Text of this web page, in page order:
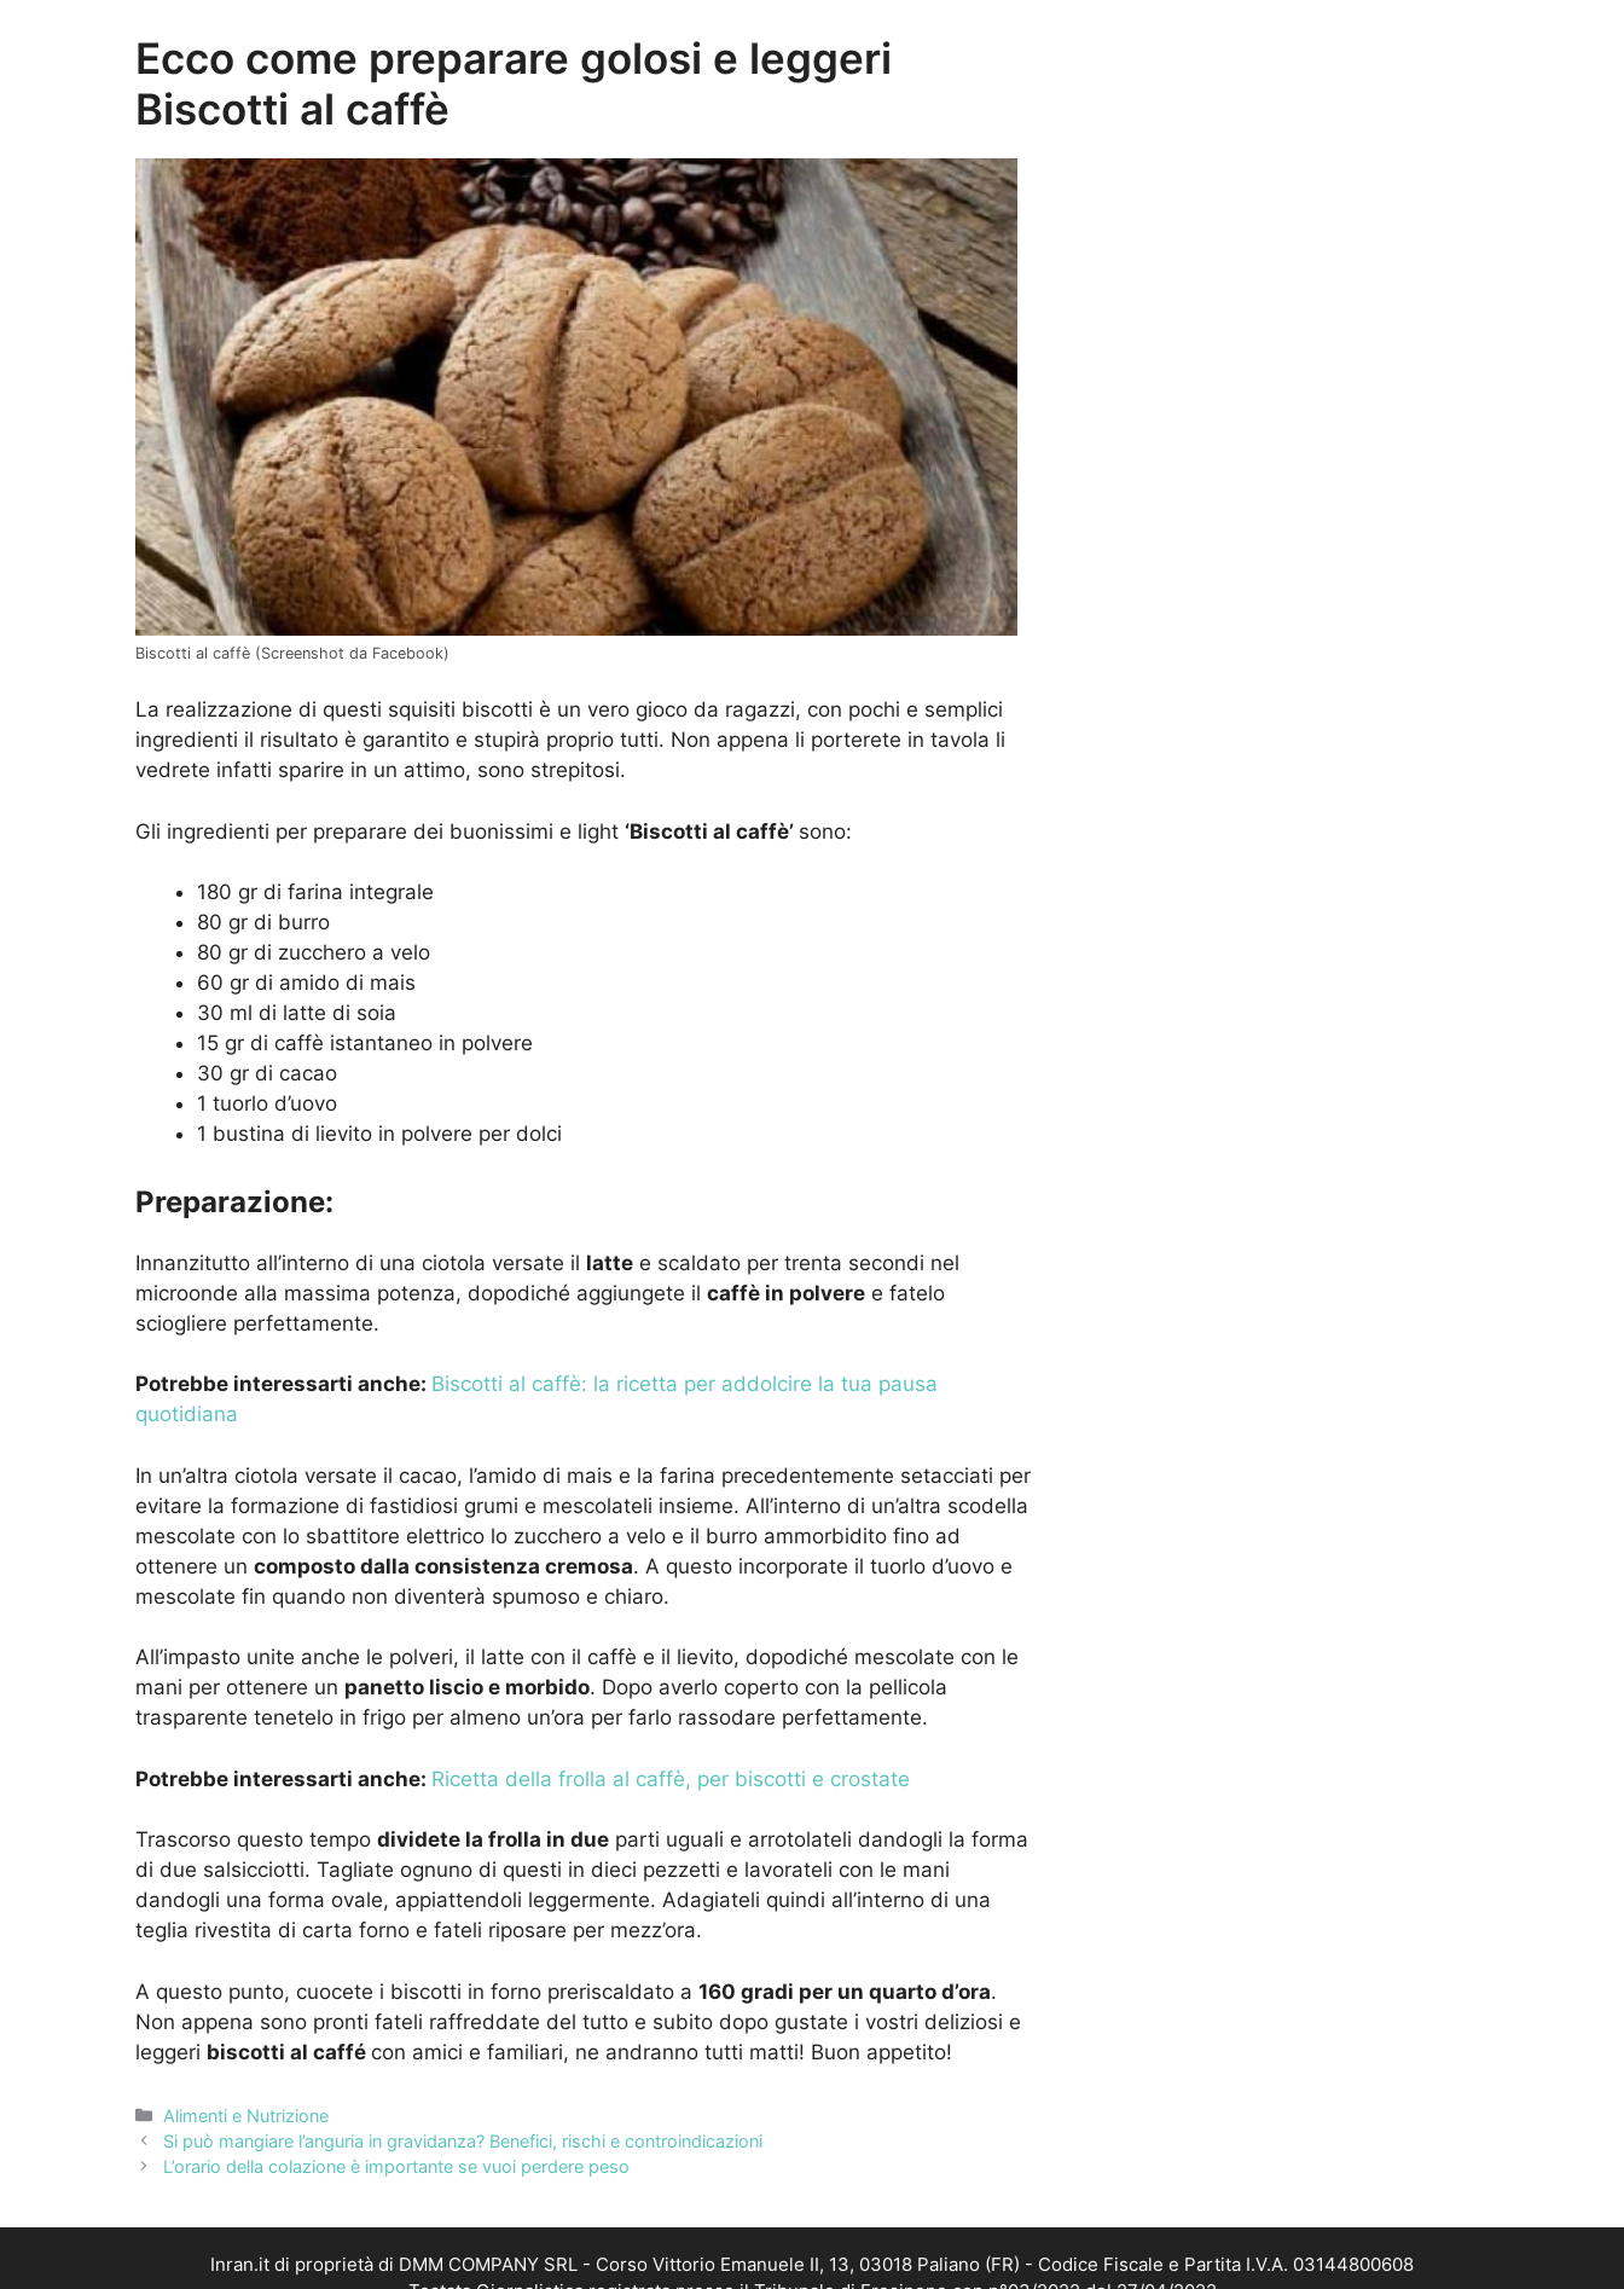
Ecco come preparare golosi e leggeri
Biscotti al caffè
Biscotti al caffè (Screenshot da Facebook)
La realizzazione di questi squisiti biscotti è un vero gioco da ragazzi, con pochi e semplici
ingredienti il risultato è garantito e stupirà proprio tutti. Non appena li porterete in tavola li
vedrete infatti sparire in un attimo, sono strepitosi.
Gli ingredienti per preparare dei buonissimi e light ‘Biscotti al caffè’ sono:
180 gr di farina integrale
80 gr di burro
80 gr di zucchero a velo
60 gr di amido di mais
30 ml di latte di soia
15 gr di caffè istantaneo in polvere
30 gr di cacao
1 tuorlo d’uovo
1 bustina di lievito in polvere per dolci
Preparazione:
Innanzitutto all’interno di una ciotola versate il latte e scaldato per trenta secondi nel
microonde alla massima potenza, dopodiché aggiungete il caffè in polvere e fatelo
sciogliere perfettamente.
Potrebbe interessarti anche: Biscotti al caffè: la ricetta per addolcire la tua pausa
quotidiana
In un’altra ciotola versate il cacao, l’amido di mais e la farina precedentemente setacciati per
evitare la formazione di fastidiosi grumi e mescolateli insieme. All’interno di un’altra scodella
mescolate con lo sbattitore elettrico lo zucchero a velo e il burro ammorbidito fino ad
ottenere un composto dalla consistenza cremosa. A questo incorporate il tuorlo d’uovo e
mescolate fin quando non diventerà spumoso e chiaro.
All’impasto unite anche le polveri, il latte con il caffè e il lievito, dopodiché mescolate con le
mani per ottenere un panetto liscio e morbido. Dopo averlo coperto con la pellicola
trasparente tenetelo in frigo per almeno un’ora per farlo rassodare perfettamente.
Potrebbe interessarti anche: Ricetta della frolla al caffè, per biscotti e crostate
Trascorso questo tempo dividete la frolla in due parti uguali e arrotolateli dandogli la forma
di due salsicciotti. Tagliate ognuno di questi in dieci pezzetti e lavorateli con le mani
dandogli una forma ovale, appiattendoli leggermente. Adagiateli quindi all’interno di una
teglia rivestita di carta forno e fateli riposare per mezz’ora.
A questo punto, cuocete i biscotti in forno preriscaldato a 160 gradi per un quarto d’ora.
Non appena sono pronti fateli raffreddate del tutto e subito dopo gustate i vostri deliziosi e
leggeri biscotti al caffé con amici e familiari, ne andranno tutti matti! Buon appetito!
Categorie
Alimenti e Nutrizione
Si può mangiare l’anguria in gravidanza? Benefici, rischi e controindicazioni
L’orario della colazione è importante se vuoi perdere peso
Inran.it di proprietà di DMM COMPANY SRL - Corso Vittorio Emanuele II, 13, 03018 Paliano (FR) - Codice Fiscale e Partita I.V.A. 03144800608